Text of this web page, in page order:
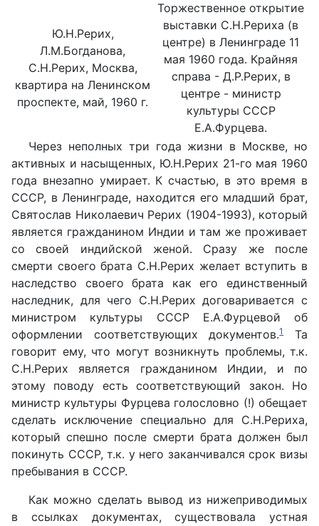
Ю.Н.Рерих,
Л.М.Богданова,
С.Н.Рерих, Москва,
квартира на Ленинском
проспекте, май, 1960 г.
Торжественное открытие
выставки С.Н.Рериха (в
центре) в Ленинграде 11
мая 1960 года. Крайняя
справа - Д.Р.Рерих, в
центре - министр
культуры СССР
Е.А.Фурцева.
Через неполных три года жизни в Москве, но
активных и насыщенных, Ю.Н.Рерих 21-го мая 1960
года внезапно умирает. К счастью, в это время в
СССР, в Ленинграде, находится его младший брат,
Святослав Николаевич Рерих (1904-1993), который
является гражданином Индии и там же проживает
со своей индийской женой. Сразу же после
смерти своего брата С.Н.Рерих желает вступить в
наследство своего брата как его единственный
наследник, для чего С.Н.Рерих договаривается с
министром культуры СССР Е.А.Фурцевой об
оформлении соответствующих документов.1Та
говорит ему, что могут возникнуть проблемы, т.к.
С.Н.Рерих является гражданином Индии, и по
этому поводу есть соответствующий закон. Но
министр культуры Фурцева голословно (!) обещает
сделать исключение специально для С.Н.Рериха,
который спешно после смерти брата должен был
покинуть СССР, т.к. у него заканчивался срок визы
пребывания в СССР.
Как можно сделать вывод из нижеприводимых
в ссылках документах, существовала устная